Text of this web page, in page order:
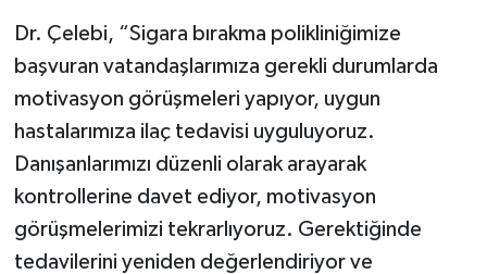
Dr. Çelebi, “Sigara bırakma polikliniğimize
başvuran vatandaşlarımıza gerekli durumlarda
motivasyon görüşmeleri yapıyor, uygun
hastalarımıza ilaç tedavisi uyguluyoruz.
Danışanlarımızı düzenli olarak arayarak
kontrollerine davet ediyor, motivasyon
görüşmelerimizi tekrarlıyoruz. Gerektiğinde
tedavilerini yeniden değerlendiriyor ve